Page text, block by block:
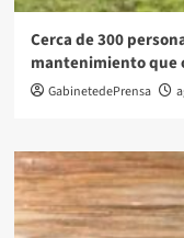
Cerca de 300
mantenimiento que
GabinetedePrensa